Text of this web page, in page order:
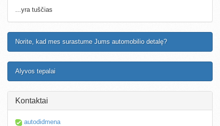
...yra tuščias
Norite, kad mes surastume Jums automobilio detalę?
Alyvos tepalai
Kontaktai
autodidmena